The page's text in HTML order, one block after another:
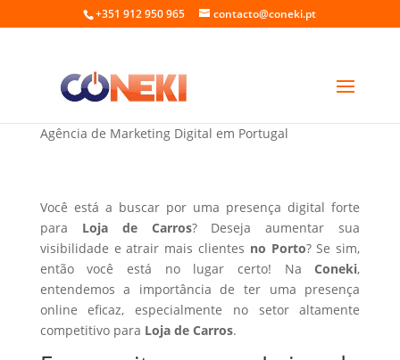
+351 912 950 965 contacto@coneki.pt
Fazer site para Loja de Carros no Porto
Agência de Marketing Digital em Portugal
Você está a buscar por uma presença digital forte
para Loja de Carros? Deseja aumentar sua
visibilidade e atrair mais clientes no Porto? Se sim,
então você está no lugar certo! NaConeki,
entendemos a importância de ter uma presença
online eficaz, especialmente no setor altamente
competitivo para Loja de Carros.